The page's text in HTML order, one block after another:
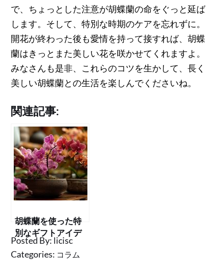
で、ちょっとした注意が胡蝶蘭の命をぐっと延ば
します。そして、特別な時期のケアを忘れずに。
開花が終わった後も愛情を持って接すれば、胡蝶
蘭はきっとまた美しい花を咲かせてくれますよ。
みなさんも是非、これらのコツを生かして、長く
美しい胡蝶蘭との生活を楽しんでくださいね。
関連記事:
胡蝶蘭を使った特
別なギフトアイデ
ア
Posted By:licisc
Categories: コラム